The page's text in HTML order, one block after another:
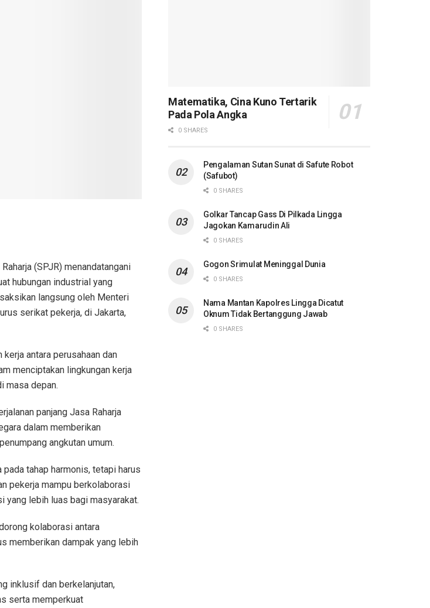
(SPJR) menandatangani
hubungan industrial yang
langsung oleh Menteri
serikat pekerja, di Jakarta,
antara perusahaan dan
menciptakan lingkungan kerja
masa depan.
panjang Jasa Raharja
dalam memberikan
angkutan umum.
tahap harmonis, tetapi harus
pekerja mampu berkolaborasi
yang lebih luas bagi masyarakat.
kolaborasi antara
memberikan dampak yang lebih
inklusif dan berkelanjutan,
serta memperkuat
Matematika, Cina Kuno Tertarik
Pada Pola Angka
0 SHARES
Pengalaman Sutan Sunat di Safute Robot
(Safubot)
0 SHARES
Golkar Tancap Gass Di Pilkada Lingga
Jagokan Kamarudin Ali
0 SHARES
Gogon Srimulat Meninggal Dunia
0 SHARES
Nama Mantan Kapolres Lingga Dicatut
Oknum Tidak Bertanggung Jawab
0 SHARES